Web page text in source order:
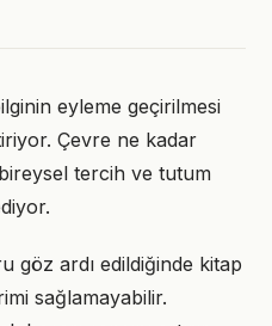
eyleme geçirilmesi
Çevre ne kadar
tercih ve tutum
göz ardı edildiğinde kitap
sağlamayabilir.